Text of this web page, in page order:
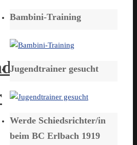
Bambini-Training
Jugendtrainer gesucht
Werde Schiedsrichter/in
beim BC Erlbach 1919